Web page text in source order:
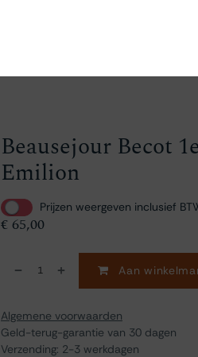
Beausejour Becot
Emilion
Prijzen weergeven inclusief
€ 65,00
Aan
Algemene voorwaarden
Geld-terug-garantie van 30 dagen
Verzending: 2-3 werkdagen